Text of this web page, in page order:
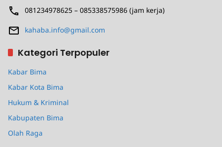
081234978625 – 085338575986 (jam kerja)
kahaba.info@gmail.com
Kategori Terpopuler
Kabar Bima
Kabar Kota Bima
Hukum & Kriminal
Kabupaten Bima
Olah Raga